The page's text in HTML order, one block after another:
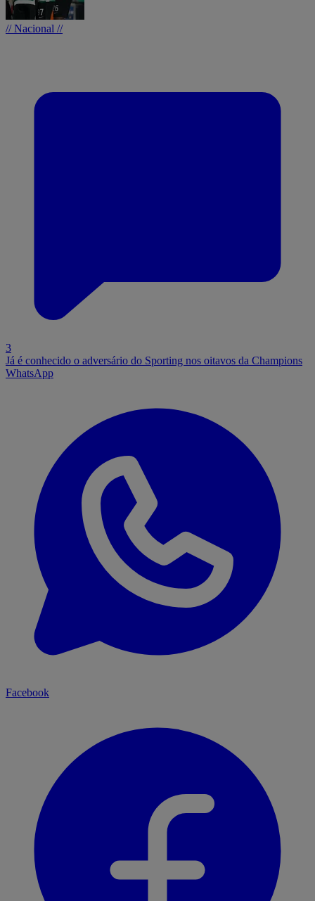
// Nacional //
3
Já é conhecido o adversário do Sporting nos oitavos da Champions
WhatsApp
Facebook